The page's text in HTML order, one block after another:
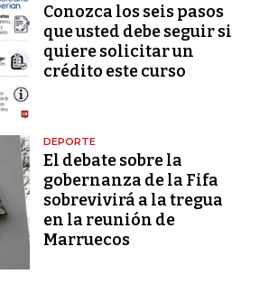
Conozca los seis pasos
que usted debe seguir si
quiere solicitar un
crédito este curso
DEPORTE
El debate sobre la
gobernanza de la Fifa
sobrevivirá a la tregua
en la reunión de
Marruecos